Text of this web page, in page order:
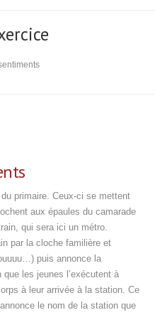
primaire. Ceux-ci se mettent
aux épaules du camarade
qui sera ici un métro.
par la cloche familière et
puis annonce la
les jeunes l’exécutent à
à leur arrivée à la station. Ce
le nom de la station que